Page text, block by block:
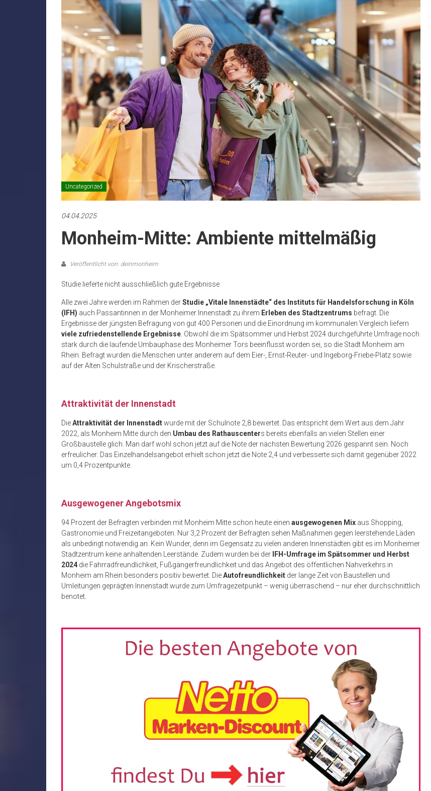
Uncategorized
04.04.2025
Monheim-Mitte: Ambiente mittelmäßig
Veröffentlicht von: deinmonheim
Studie lieferte nicht ausschließlich gute Ergebnisse
Alle zwei Jahre werden im Rahmen derStudie „Vitale Innenstädte“ des Instituts für Handelsforschung in Köln
(IFH) auch Passantinnen in der Monheimer Innenstadt zu ihrem Erleben des Stadtzentrums befragt. Die
Ergebnisse der jüngsten Befragung von gut 400 Personen und die Einordnung im kommunalen Vergleich liefern
viele zufriedenstellende Ergebnisse . Obwohl die im Spätsommer und Herbst 2024 durchgeführte Umfrage noch
stark durch die laufende Umbauphase des Monheimer Tors beeinflusst worden sei, so die Stadt Monheim am
Rhein. Befragt wurden die Menschen unter anderem auf dem Eier-, Ernst-Reuter- und Ingeborg-Friebe-Platz sowie
auf der Alten Schulstraße und der Krischerstraße.
Attraktivität der Innenstadt
DieAttraktivität der Innenstadtwurde mit der Schulnote 2,8 bewertet. Das entspricht dem Wert aus dem Jahr
2022, als Monheim Mitte durch den Umbau des Rathauscenters bereits ebenfalls an vielen Stellen einer
Großbaustelle glich. Man darf wohl schon jetzt auf die Note der nächsten Bewertung 2026 gespannt sein. Noch
erfreulicher: Das Einzelhandelsangebot erhielt schon jetzt die Note 2,4 und verbesserte sich damit gegenüber 2022
um 0,4 Prozentpunkte.
Ausgewogener Angebotsmix
94 Prozent der Befragten verbinden mit Monheim Mitte schon heute einen ausgewogenen Mix aus Shopping,
Gastronomie und Freizeitangeboten. Nur 3,2 Prozent der Befragten sehen Maßnahmen gegen leerstehende Läden
als unbedingt notwendig an. Kein Wunder, denn im Gegensatz zu vielen anderen Innenstädten gibt es im Monheimer
Stadtzentrum keine anhaltenden Leerstände. Zudem wurden bei der
IFH-Umfrage im Spätsommer und Herbst
2024 die Fahrradfreundlichkeit, Fußgängerfreundlichkeit und das Angebot des öffentlichen Nahverkehrs in
Monheim am Rhein besonders positiv bewertet. DieAutofreundlichkeit der lange Zeit von Baustellen und
Umleitungen geprägten Innenstadt wurde zum Umfragezeitpunkt – wenig überraschend – nur eher durchschnittlich
benotet.